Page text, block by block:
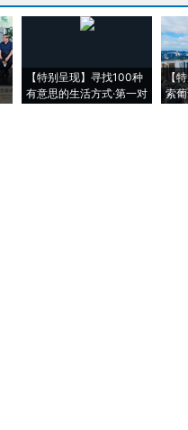
【特别呈现】寻找100种
有意思的生活方式·第一对
【
索